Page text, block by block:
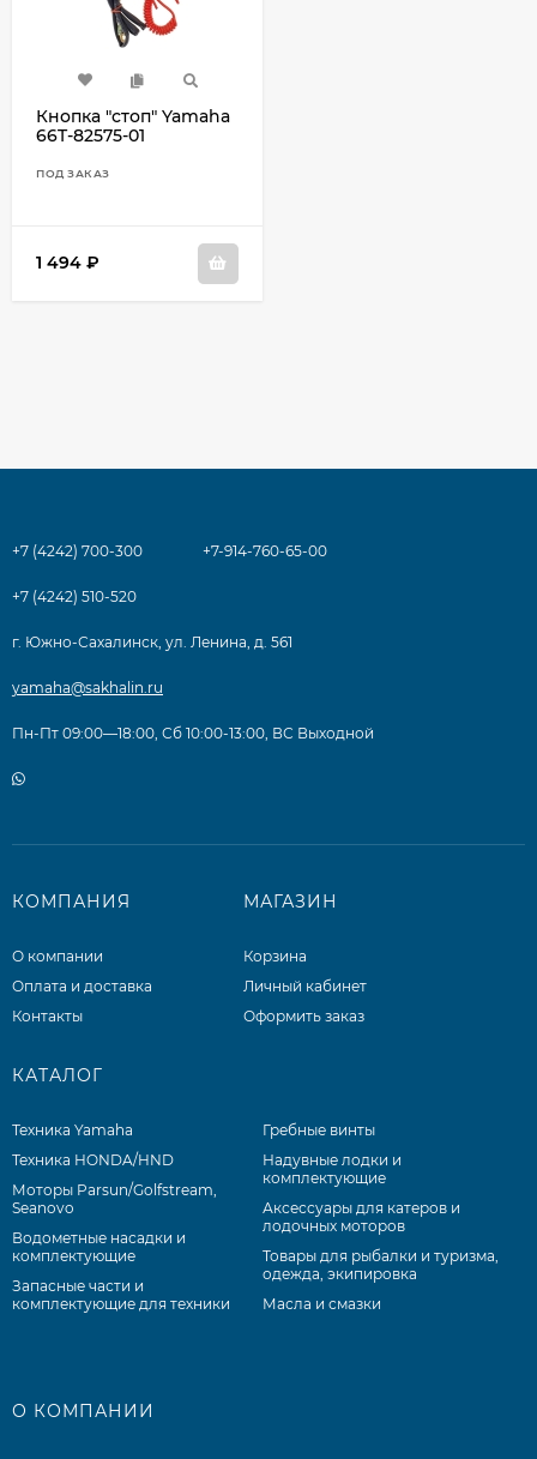
Кнопка "стоп" Yamaha
66T-82575-01
ПОД ЗАКАЗ
1 494 ₽
+7 (4242) 700-300 +7-914-760-65-00
+7 (4242) 510-520
г. Южно-Сахалинск, ул. Ленина, д. 561
yamaha@sakhalin.ru
Пн-Пт 09:00—18:00, Сб 10:00-13:00, ВС Выходной
КОМПАНИЯ
О компании
Оплата и доставка
Контакты
МАГАЗИН
Корзина
Личный кабинет
Оформить заказ
КАТАЛОГ
Техника Yamaha
Техника HONDA/HND
Моторы Parsun/Golfstream,
Seanovo
Водометные насадки и
комплектующие
Запасные части и
комплектующие для техники
Гребные винты
Надувные лодки и
комплектующие
Аксессуары для катеров и
лодочных моторов
Товары для рыбалки и туризма,
одежда, экипировка
Масла и смазки
О КОМПАНИИ